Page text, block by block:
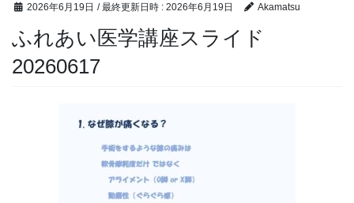
2026年6月19日 / 最終更新日時 : 2026年6月19日 Akamatsu
ふれあい医学講座スライド
20260617